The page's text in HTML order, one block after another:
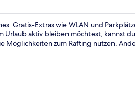
Gratis-Extras wie WLAN und
aktiv bleiben möchtest, kannst
Möglichkeiten zum Rafting nutzen.